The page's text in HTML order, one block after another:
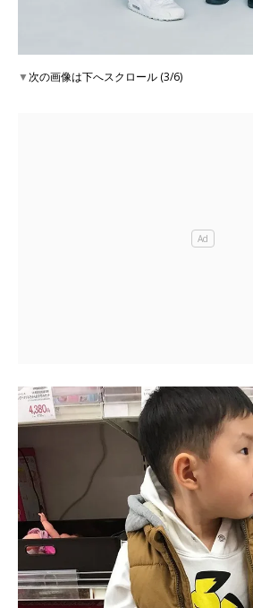
▼次の画像は下へスクロール (3/6)